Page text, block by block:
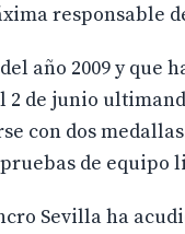
responsable
año 2009 y que
2 de junio
con dos
de equipo
Sevilla ha